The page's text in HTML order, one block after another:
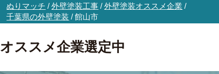
ぬりマッチ /外壁塗装工事 /外壁塗装オススメ企業 /
千葉県の外壁塗装 /館山市
オススメ企業選定中